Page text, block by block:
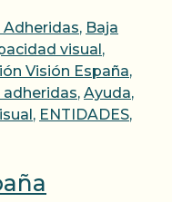
, Baja
visual ,
Visión España,
, Ayuda,
, ENTIDADES,